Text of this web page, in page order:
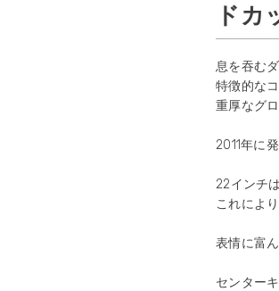
ドカ
息を吞む
特徴的な
重厚なグ
2011年に
22インチ
これによ
表情に富
センター